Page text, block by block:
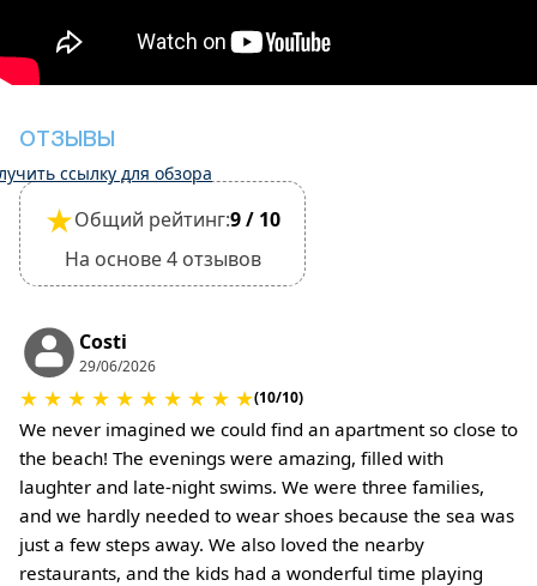
Регистрация заезда и выезда:
Регистрация заезда: 15:30
Выезд из объекта недвижимости считается
общего состояния.
•
Домашние животные:
Размещение с небольшими домашними
животными разрешено, но это необходимо
За уборку или возмещение ущерба может
взиматься дополнительная плата.
•Залог за ущерб:
При регистрации заезда залог не требуется.
За содержание домашних животных или при
соблюдении особых условий может взиматься
дополнительная плата.
ОТЗЫВЫ
ссылку для обзора
★Общий рейтинг:9 / 10
На основе 4 отзывов
Costi
29/06/2026
★ ★ ★ ★ ★ ★ ★ ★ ★ ★(10/10)
We never imagined we could find an apartment so close to
the beach! The evenings were amazing, filled with
laughter and late-night swims. We were three families,
and we hardly needed to wear shoes because the sea was
just a few steps away. We also loved the nearby
restaurants, and the kids had a wonderful time playing